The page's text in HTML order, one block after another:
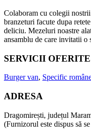
Colaboram cu colegii
branzeturi facute dupa
deliciu. Mezeluri noastre
ansamblu de care invitatii o
SERVICII OFERITE
Burger van, Specific
ADRESA
Dragomirești, județul
(Furnizorul este dispus să